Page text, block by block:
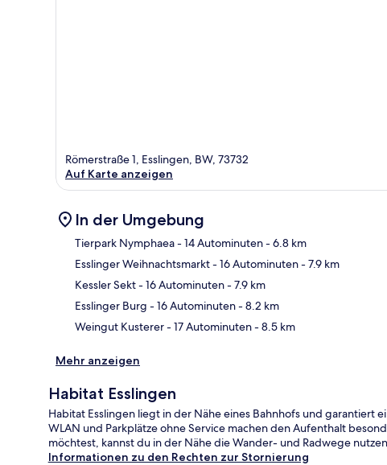
Römerstraße 1, Esslingen, BW, 73732
Auf Karte anzeigen
In der Umgebung
Tierpark Nymphaea- 14 Autominuten- 6.8 km
Esslinger Weihnachtsmarkt- 16 Autominuten- 7.9 km
Kessler Sekt- 16 Autominuten- 7.9 km
Esslinger Burg - 16 Autominuten- 8.2 km
Weingut Kusterer- 17 Autominuten- 8.5 km
Mehr anzeigen
Habitat Esslingen
Habitat Esslingen liegt in der Nähe eines Bahnhofs und garantiert
WLAN und Parkplätze ohne Service machen den Aufenthalt
möchtest, kannst du in der Nähe die Wander- und Radwege
Informationen zu den Rechten zur Stornierung